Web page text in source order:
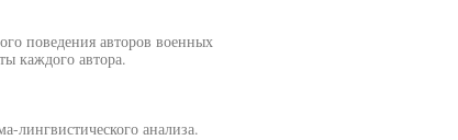
поведения авторов военных
каждого автора.
лингвистического анализа.